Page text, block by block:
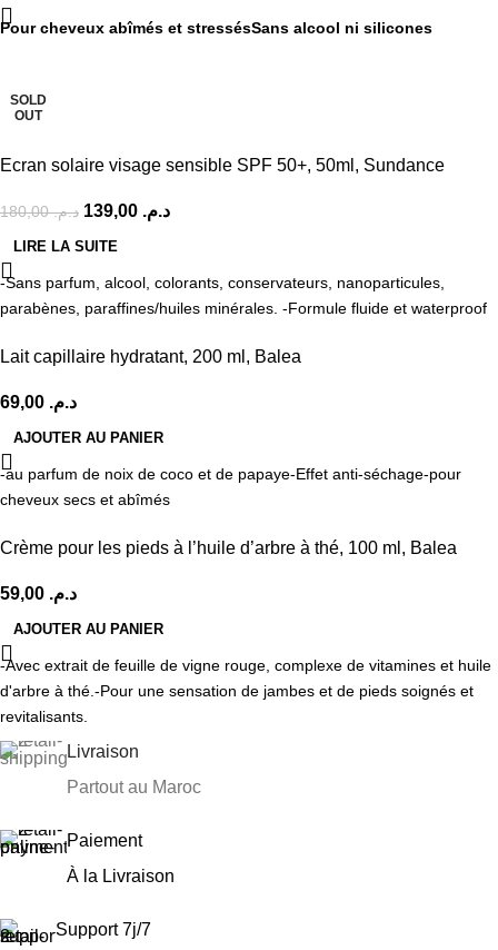
Pour cheveux abîmés et stressésSans alcool ni silicones
SOLD
OUT
Ecran solaire visage sensible SPF 50+, 50ml, Sundance
د.م.180,00 د.م.
LIRE LA SUITE
-Sans parfum, alcool, colorants, conservateurs, nanoparticules,
parabènes, paraffines/huiles minérales. -Formule fluide et waterproof
Lait capillaire hydratant, 200 ml, Balea
د.م.
AJOUTER AU PANIER
-au parfum de noix de coco et de papaye-Effet anti-séchage-pour
cheveux secs et abîmés
Crème pour les pieds à l’huile d’arbre à thé, 100 ml, Balea
د.م.
AJOUTER AU PANIER
-Avec extrait de feuille de vigne rouge, complexe de vitamines et huile
d'arbre à thé.-Pour une sensation de jambes et de pieds soignés et
revitalisants.
Livraison
Partout au Maroc
Paiement
À la Livraison
Support 7j/7